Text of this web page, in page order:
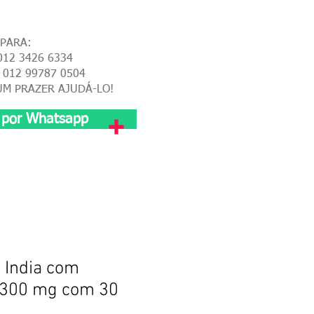
3426 6334
012 99787 0504
PRAZER AJUDÁ-LO!
por Whatsapp
India com
mg com 30